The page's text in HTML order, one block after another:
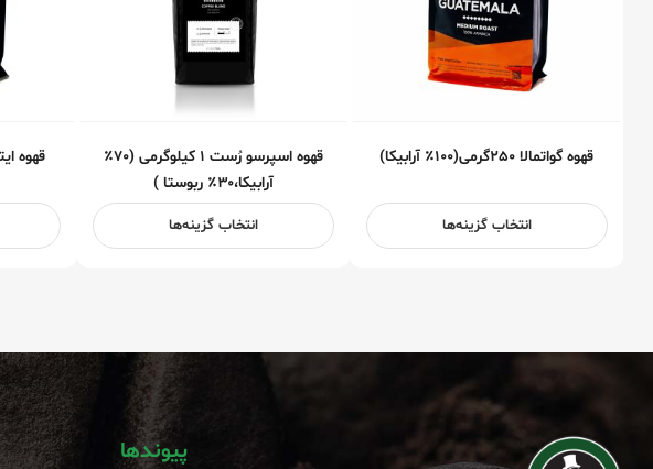
قهوه گواتمالا ۲۵۰گرمی(۱۰۰٪ آرابیکا)
انتخاب گزینه‌ها
قهوه اسپرسو رُست ۱ کیلوگرمی (۷۰٪
آرابیکا،۳۰٪ ربوستا )
انتخاب گزینه‌ها
پیوندها